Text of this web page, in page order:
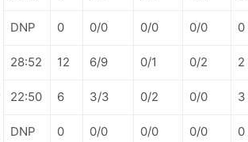
DNP 0 0/0 0/0 0/0 0
28:52 12 6/9 0/1 0/2 2
22:50 6 3/3 0/2 0/0 3
DNP 0 0/0 0/0 0/0 0